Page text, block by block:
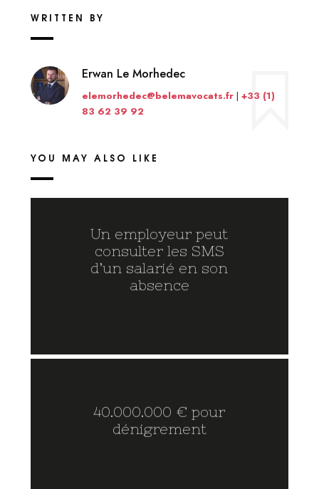
WRITTEN BY
Erwan Le Morhedec
elemorhedec@belemavocats.fr| +33 (1)
83 62 39 92
YOU MAY ALSO LIKE
Un employeur peut
consulter les SMS
d’un salarié en son
absence
40.000.000 € pour
dénigrement